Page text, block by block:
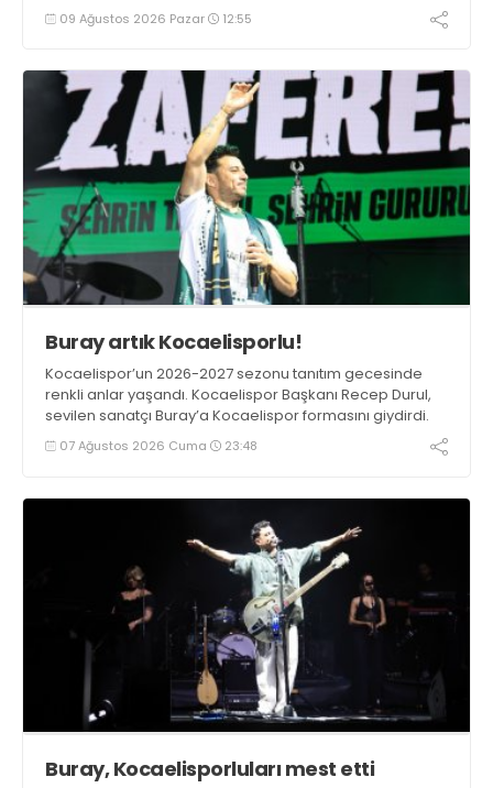
09 Ağustos 2026 Pazar 12:55
Buray artık Kocaelisporlu!
Kocaelispor’un 2026-2027 sezonu tanıtım gecesinde
renkli anlar yaşandı. Kocaelispor Başkanı Recep Durul,
sevilen sanatçı Buray’a Kocaelispor formasını giydirdi.
07 Ağustos 2026 Cuma 23:48
Buray, Kocaelisporluları mest etti